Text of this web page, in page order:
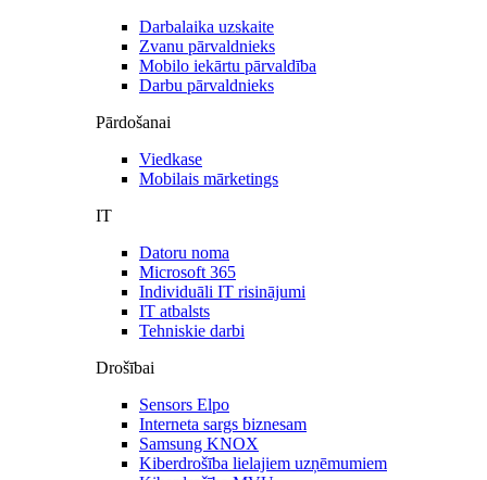
Darbalaika uzskaite
Zvanu pārvaldnieks
Mobilo iekārtu pārvaldība
Darbu pārvaldnieks
Pārdošanai
Viedkase
Mobilais mārketings
IT
Datoru noma
Microsoft 365
Individuāli IT risinājumi
IT atbalsts
Tehniskie darbi
Drošībai
Sensors Elpo
Interneta sargs biznesam
Samsung KNOX
Kiberdrošība lielajiem uzņēmumiem